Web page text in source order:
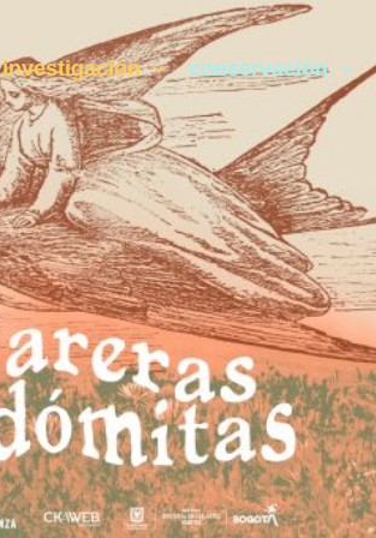
investigación conservación